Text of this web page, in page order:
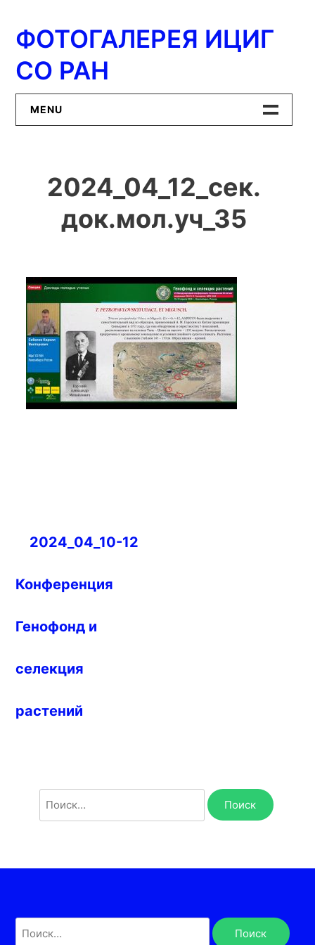
содержимому
ФОТОГАЛЕРЕЯ ИЦИГ
СО РАН
MENU
ИЦиГ СО РАН
2024_04_12_сек.
док.мол.уч_35
Навигация
записям
2024_04_10-12
Конференция
Генофонд и
селекция
растений
Найти: